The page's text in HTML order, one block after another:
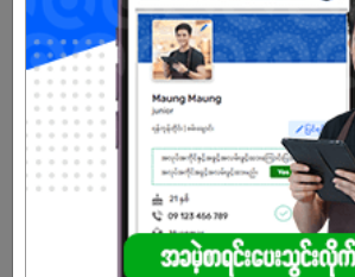
သက်တမ်းကုန်သွားပါပြီ
အကောင့်မရှိသေးဘူးလား?
မှတ်ပုံတင်မယ်